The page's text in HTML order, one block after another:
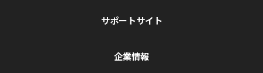
サポートサイト
企業情報